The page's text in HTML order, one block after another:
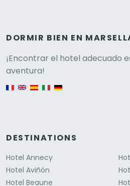
DORMIR BIEN EN
¡Encontrar el hotel adecuado
aventura!
DESTINATIONS
Hotel Annecy
Hotel Aviñón
Hotel Beaune